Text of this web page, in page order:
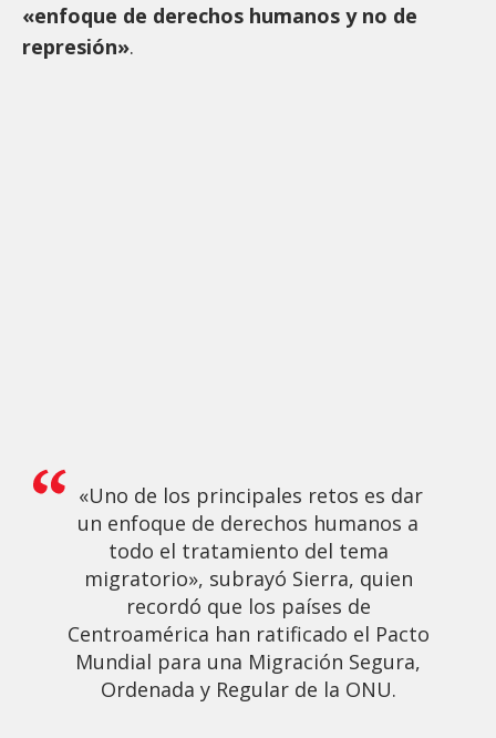
«enfoque de derechos humanos y no de
represión».
«Uno de los principales retos es dar
un enfoque de derechos humanos a
todo el tratamiento del tema
migratorio», subrayó Sierra, quien
recordó que los países de
Centroamérica han ratificado el Pacto
Mundial para una Migración Segura,
Ordenada y Regular de la ONU.